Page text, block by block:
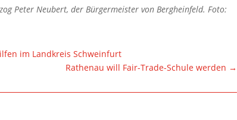
Peter Neubert, der Bürgermeister von Bergheinfeld. Foto:
im Landkreis Schweinfurt
Rathenau will Fair-Trade-Schule werden →